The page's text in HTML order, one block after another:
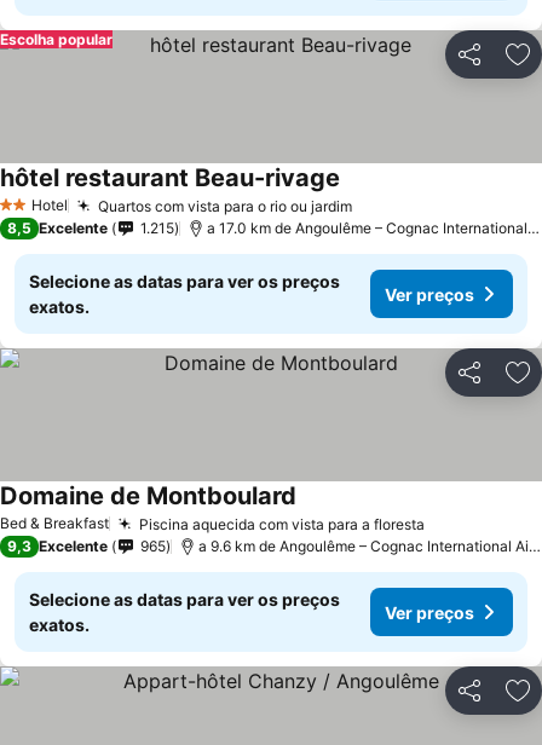
Partilhar
Escolha popular
2 Estrelas
Hotel Quartos com vista para o rio ou jardim
hôtel restaurant Beau-rivage
8,5 Excelente 1.215 a 17.0 km de Angoulême – Cognac International Airport
Selecione as datas para ver os preços
exatos.
Ver preços
Partilhar
Bed & Breakfast Piscina aquecida com vista para a floresta
Domaine de Montboulard
9,3 Excelente 965 a 9.6 km de Angoulême – Cognac International Airport
Selecione as datas para ver os preços
exatos.
Ver preços
Partilhar